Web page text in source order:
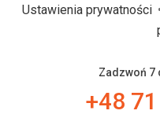
Ustawienia prywatności
Zadzwoń 7
+48